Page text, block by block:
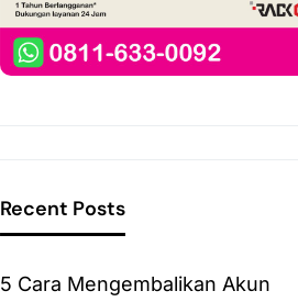
Recent Posts
5 Cara Mengembalikan Akun